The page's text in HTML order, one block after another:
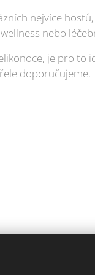
nejvíce
nebo
je pro to
doporučujeme.
práva vyhrazena.